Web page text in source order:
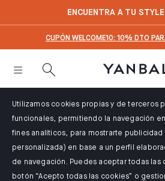
ENCUENTRA A TU
CUPÓN WELCOME10: 10% DTO
Utilizamos cookies propias y de terceros
funcionales, permitiendo la navegación
fines analíticos, para mostrarte
personalizada) en base a un perfil
de navegación. Puedes aceptar todas las
botón “Acepto todas las cookies” o